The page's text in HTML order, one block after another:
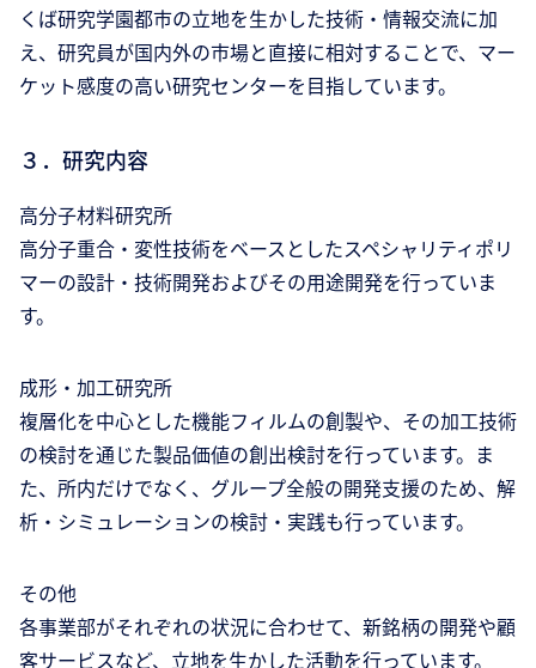
くば研究学園都市の立地を生かした技術・情報交流に加
え、研究員が国内外の市場と直接に相対することで、マー
ケット感度の高い研究センターを目指しています。
３．研究内容
高分子材料研究所
高分子重合・変性技術をベースとしたスペシャリティポリ
マーの設計・技術開発およびその用途開発を行っていま
す。
成形・加工研究所
複層化を中心とした機能フィルムの創製や、その加工技術
の検討を通じた製品価値の創出検討を行っています。ま
た、所内だけでなく、グループ全般の開発支援のため、解
析・シミュレーションの検討・実践も行っています。
その他
各事業部がそれぞれの状況に合わせて、新銘柄の開発や顧
客サービスなど、立地を生かした活動を行っています。